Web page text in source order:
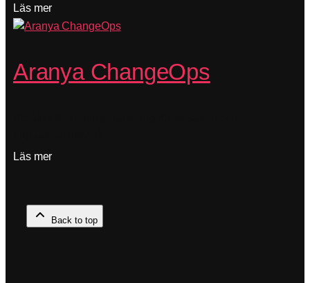
Läs mer
Aranya ChangeOps
Läs mer
Back to top